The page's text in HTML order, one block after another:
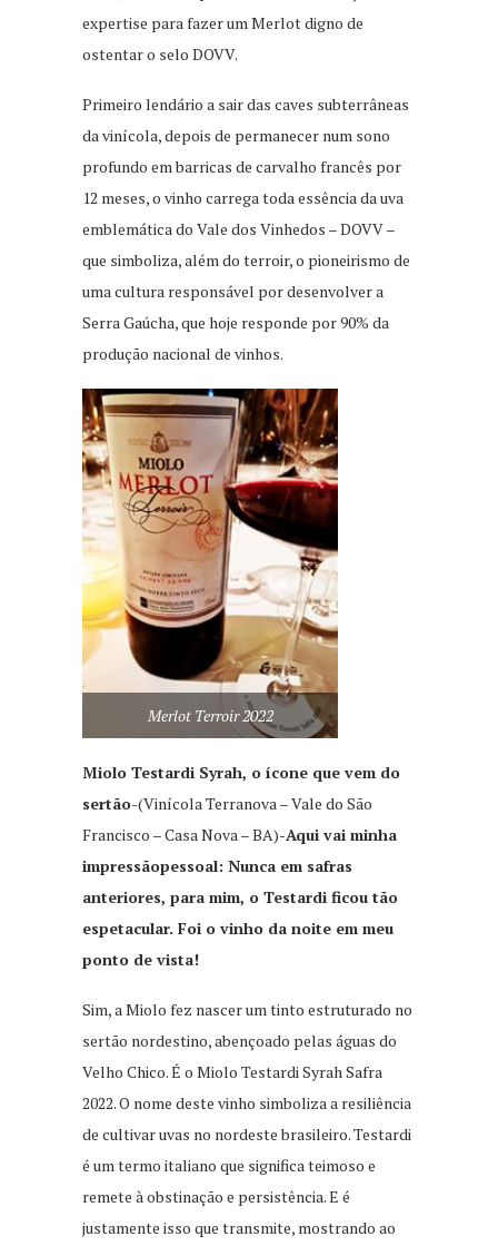
expertise para fazer um Merlot digno de
ostentar o selo DOVV.
Primeiro lendário a sair das caves subterrâneas
da vinícola, depois de permanecer num sono
profundo em barricas de carvalho francês por
12 meses, o vinho carrega toda essência da uva
emblemática do Vale dos Vinhedos – DOVV –
que simboliza, além do terroir, o pioneirismo de
uma cultura responsável por desenvolver a
Serra Gaúcha, que hoje responde por 90% da
produção nacional de vinhos.
Merlot Terroir 2022
Miolo Testardi Syrah, o ícone que vem do
sertão-(Vinícola Terranova – Vale do São
Francisco – Casa Nova – BA)-Aqui vai minha
impressãopessoal: Nunca em safras
anteriores, para mim, o Testardi ficou tão
espetacular. Foi o vinho da noite em meu
ponto de vista!
Sim, a Miolo fez nascer um tinto estruturado no
sertão nordestino, abençoado pelas águas do
Velho Chico. É o Miolo Testardi Syrah Safra
2022. O nome deste vinho simboliza a resiliência
de cultivar uvas no nordeste brasileiro. Testardi
é um termo italiano que significa teimoso e
remete à obstinação e persistência. E é
justamente isso que transmite, mostrando ao